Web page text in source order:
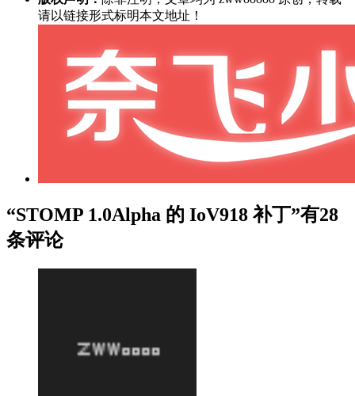
请以链接形式标明本文地址！
“STOMP 1.0Alpha 的 IoV918 补丁”有28
条评论